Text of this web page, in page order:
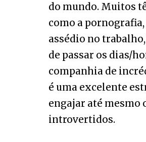
do mundo. Muitos
como a
assédio no
de passar os dias/
companhia de
é uma excelente
engajar até mesmo
introvertidos.